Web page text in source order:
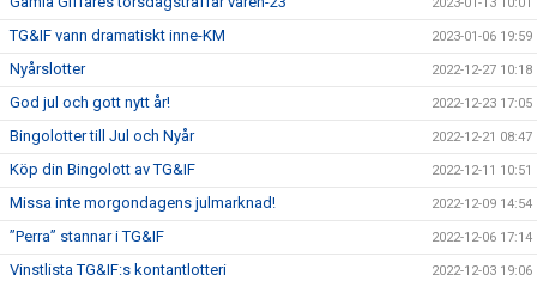
TG&IF vann dramatiskt inne-KM 2023-01-06 19:59
Nyårslotter 2022-12-27 10:18
God jul och gott nytt år! 2022-12-23 17:05
Bingolotter till Jul och Nyår 2022-12-21 08:47
Köp din Bingolott av TG&IF 2022-12-11 10:51
Missa inte morgondagens julmarknad! 2022-12-09 14:54
”Perra” stannar i TG&IF 2022-12-06 17:14
Vinstlista TG&IF:s kontantlotteri 2022-12-03 19:06